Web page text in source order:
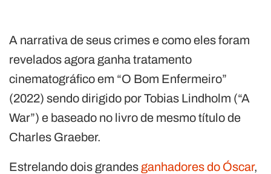
A narrativa de seus crimes e como eles foram
revelados agora ganha tratamento
cinematográfico em “O Bom Enfermeiro”
(2022) sendo dirigido por Tobias Lindholm (“A
War”) e baseado no livro de mesmo título de
Charles Graeber.
Estrelando dois grandes ganhadores do Óscar,